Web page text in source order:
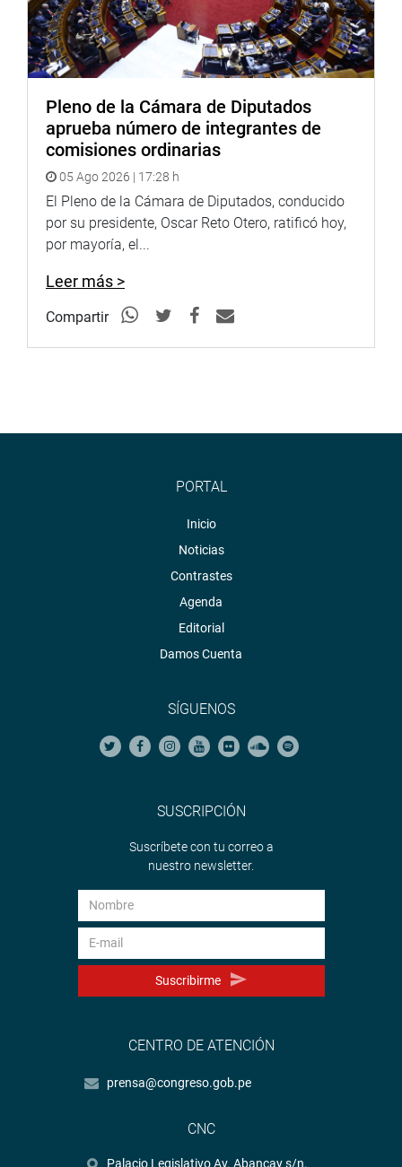
Pleno de la Cámara de Diputados
aprueba número de integrantes de
comisiones ordinarias
05 Ago 2026 | 17:28 h
El Pleno de la Cámara de Diputados, conducido
por su presidente, Oscar Reto Otero, ratificó hoy,
por mayoría, el...
Leer más >
Compartir
PORTAL
Inicio
Noticias
Contrastes
Agenda
Editorial
Damos Cuenta
SÍGUENOS
SUSCRIPCIÓN
Suscríbete con tu correo a
nuestro newsletter.
Suscribirme
CENTRO DE ATENCIÓN
prensa@congreso.gob.pe
CNC
Palacio Legislativo Av. Abancay s/n.